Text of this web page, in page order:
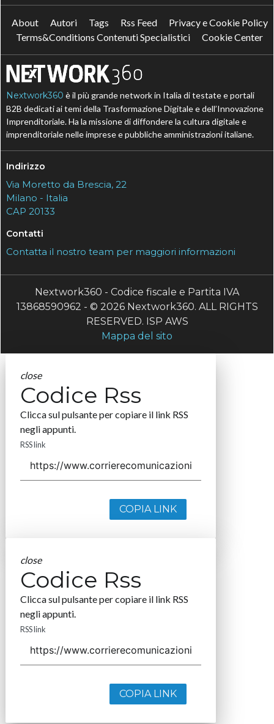
About Autori Tags Rss Feed
Privacy e Cookie Policy
Terms&Conditions Contenuti Specialistici
Cookie Center
Nextwork360 è il più grande network in Italia di testate e portali
B2B dedicati ai temi della Trasformazione Digitale e dell’Innovazione
Imprenditoriale. Ha la missione di diffondere la cultura digitale e
imprenditoriale nelle imprese e pubbliche amministrazioni italiane.
Indirizzo
Via Moretto da Brescia, 22
Milano - Italia
CAP 20133
Contatti
Contatta il nostro team per maggiori informazioni
Nextwork360 - Codice fiscale e Partita IVA
13868590962 - © 2026 Nextwork360. ALL RIGHTS
RESERVED. ISP AWS
Mappa del sito
close
Codice Rss
Clicca sul pulsante per copiare il link RSS
negli appunti.
RSS link
COPIA LINK
close
Codice Rss
Clicca sul pulsante per copiare il link RSS
negli appunti.
RSS link
COPIA LINK